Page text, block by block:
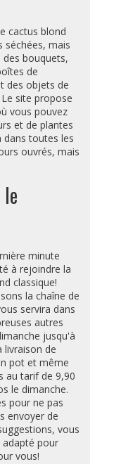
cactus blond
séchées, mais
des bouquets,
de
des objets de
site propose
vous pouvez
et de plantes
dans toutes les
ouvrés, mais
minute
à rejoindre la
classique!
la chaîne de
servira dans
autres
jusqu'à
livraison de
pot et même
au tarif de 9,90
le dimanche.
pour ne pas
envoyer de
vous
adapté pour
vous!